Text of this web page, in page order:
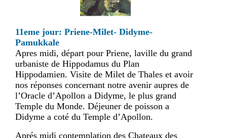
11eme jour: Priene-Milet- Didyme-
Pamukkale
Apres midi, départ pour Priene, laville du grand
urbaniste de Hippodamus du Plan
Hippodamien. Visite de Milet de Thales et avoir
nos réponses concernant notre avenir aupres de
l’Oracle d’Apollon a Didyme, le plus grand
Temple du Monde. Déjeuner de poisson a
Didyme a coté du Temple d’Apollon.
Aprés midi contemplation des Chateaux des